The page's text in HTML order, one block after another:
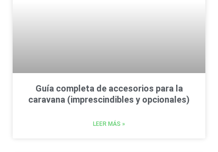
Guía completa de accesorios para la
caravana (imprescindibles y opcionales)
LEER MÁS »